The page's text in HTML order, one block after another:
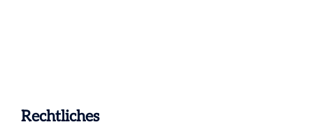
Rechtliches